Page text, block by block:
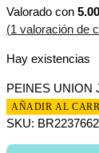
Valorado con 5.00
(1 valoración de
Hay existencias
PEINES UNION
AÑADIR AL
SKU: